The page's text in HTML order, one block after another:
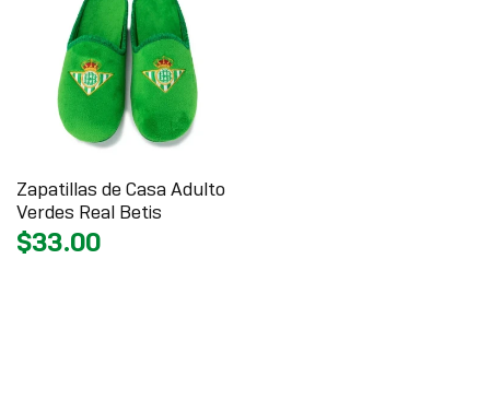
Zapatillas de Casa Adulto
Verdes Real Betis
$33.00